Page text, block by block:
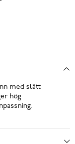
med slätt
hög